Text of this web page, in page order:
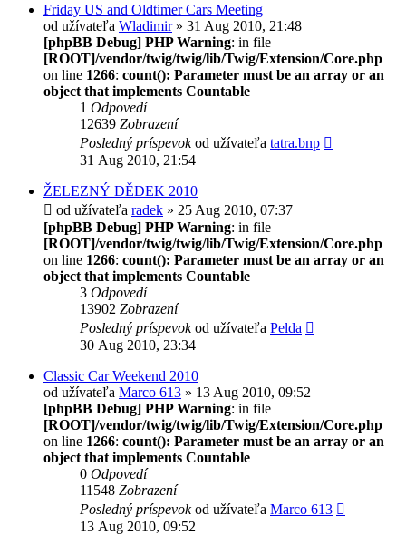
Friday US and Oldtimer Cars Meeting
od užívateľa Wladimir» 31 Aug 2010, 21:48
[phpBB Debug] PHP Warning: in file
[ROOT]/vendor/twig/twig/lib/Twig/Extension/Core.php
on line 1266: count(): Parameter must be an array or an
object that implements Countable
1 Odpovedí
12639 Zobrazení
Posledný príspevokod užívateľa tatra.bnp
31 Aug 2010, 21:54
ŽELEZNÝ DĚDEK 2010
od užívateľa radek » 25 Aug 2010, 07:37
[phpBB Debug] PHP Warning: in file
[ROOT]/vendor/twig/twig/lib/Twig/Extension/Core.php
on line 1266: count(): Parameter must be an array or an
object that implements Countable
3 Odpovedí
13902 Zobrazení
Posledný príspevokod užívateľa Pelda
30 Aug 2010, 23:34
Classic Car Weekend 2010
od užívateľa Marco 613 » 13 Aug 2010, 09:52
[phpBB Debug] PHP Warning: in file
[ROOT]/vendor/twig/twig/lib/Twig/Extension/Core.php
on line 1266: count(): Parameter must be an array or an
object that implements Countable
0 Odpovedí
11548 Zobrazení
Posledný príspevokod užívateľa Marco 613
13 Aug 2010, 09:52